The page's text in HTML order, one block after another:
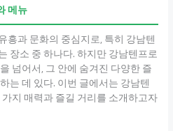
메뉴
흥과 문화의 중심지로, 특히 강남텐
장소 중 하나다. 하지만 강남텐프로
넘어서, 그 안에 숨겨진 다양한 즐
는 데 있다. 이번 글에서는 강남텐
지 매력과 즐길 거리를 소개하고자